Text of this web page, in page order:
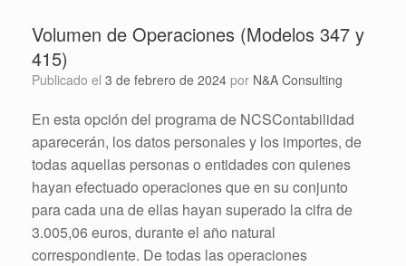
Volumen de Operaciones (Modelos 347 y
415)
Publicado el 3 de febrero de 2024 por N&A Consulting
En esta opción del programa de NCSContabilidad
aparecerán, los datos personales y los importes, de
todas aquellas personas o entidades con quienes
hayan efectuado operaciones que en su conjunto
para cada una de ellas hayan superado la cifra de
3.005,06 euros, durante el año natural
correspondiente. De todas las operaciones